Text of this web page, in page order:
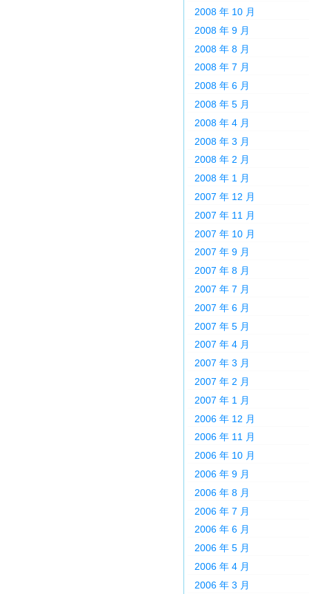
2008 年 10 月
2008 年 9 月
2008 年 8 月
2008 年 7 月
2008 年 6 月
2008 年 5 月
2008 年 4 月
2008 年 3 月
2008 年 2 月
2008 年 1 月
2007 年 12 月
2007 年 11 月
2007 年 10 月
2007 年 9 月
2007 年 8 月
2007 年 7 月
2007 年 6 月
2007 年 5 月
2007 年 4 月
2007 年 3 月
2007 年 2 月
2007 年 1 月
2006 年 12 月
2006 年 11 月
2006 年 10 月
2006 年 9 月
2006 年 8 月
2006 年 7 月
2006 年 6 月
2006 年 5 月
2006 年 4 月
2006 年 3 月